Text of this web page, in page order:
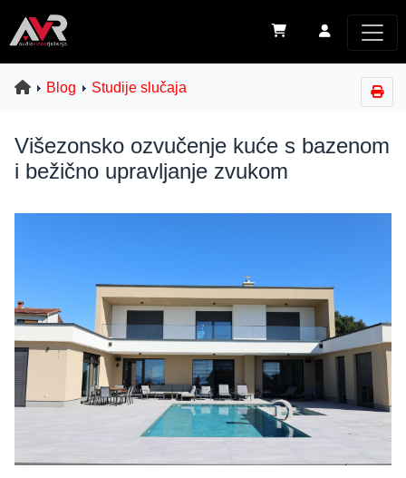
Blog Studije slučaja
Višezonsko ozvučenje kuće s bazenom
i bežično upravljanje zvukom